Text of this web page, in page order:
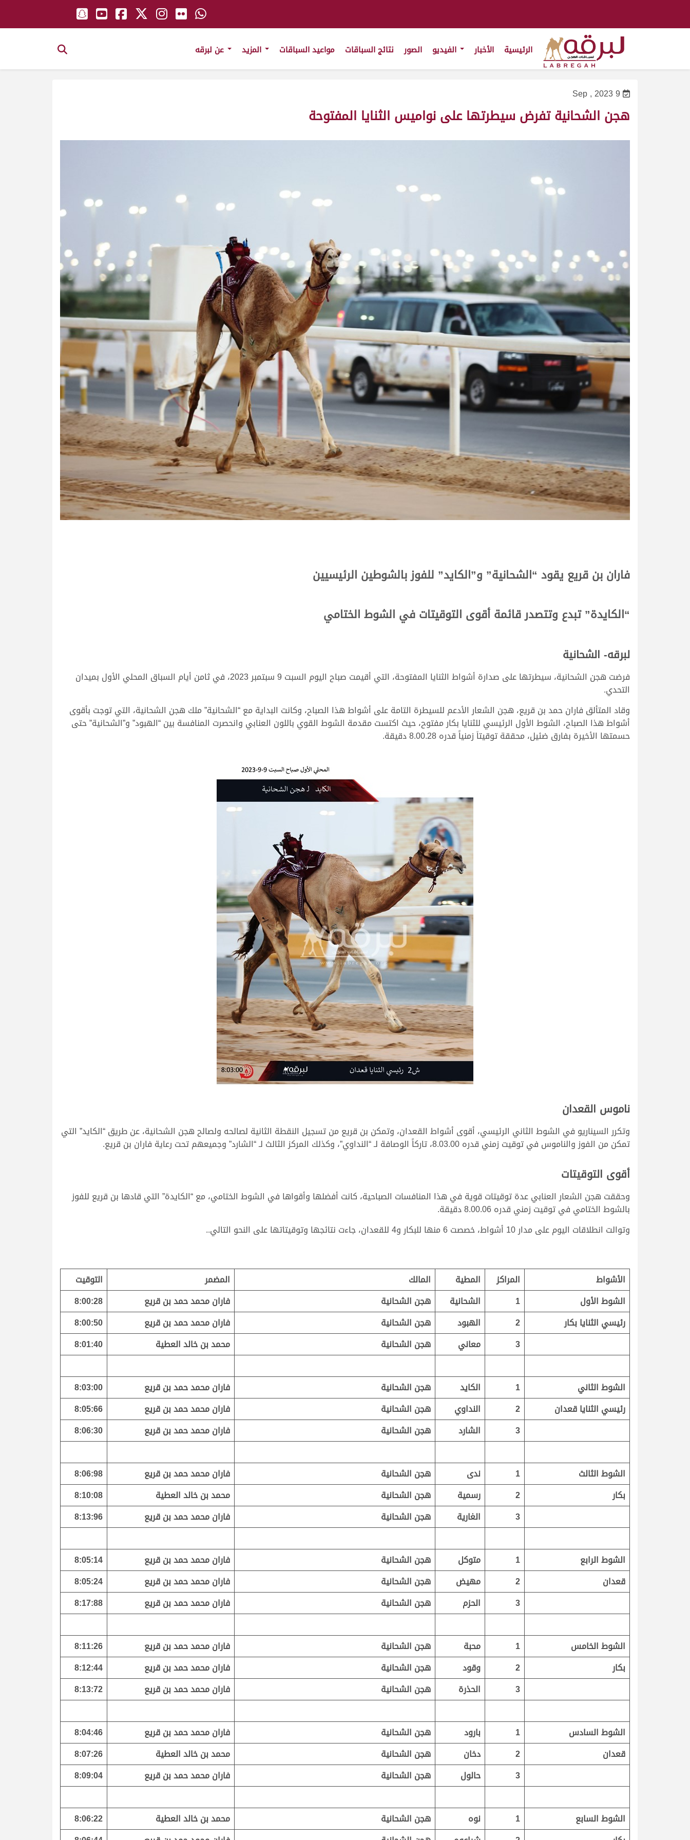
الرئيسية الأخبار الصور نتائج السباقات مواعيد السباقات
9 Sep , 2023
هجن الشحانية تفرض سيطرتها على نواميس الثنايا المفتوحة
فاران بن قريع يقود “الشحانية” و”الكايد” للفوز بالشوطين الرئيسيين
“الكايدة” تبدع وتتصدر قائمة أقوى التوقيتات في الشوط الختامي
لبرقه- الشحانية
فرضت هجن الشحانية، سيطرتها على صدارة أشواط الثنايا المفتوحة، التي أقيمت صباح اليوم السبت 9 سبتمبر 2023، في ثامن أيام السباق المحلي الأول بميدان
التحدي.
وقاد المتألق فاران حمد بن قريع، هجن الشعار الأدعم للسيطرة التامة على أشواط هذا الصباح، وكانت البداية مع “الشحانية” ملك هجن الشحانية، التي توجت بأقوى
أشواط هذا الصباح، الشوط الأول الرئيسي للثنايا بكار مفتوح، حيث اكتست مقدمة الشوط القوي باللون العنابي وانحصرت المنافسة بين “الهبود” و”الشحانية” حتى
حسمتها الأخيرة بفارق ضئيل، محققة توقيتاَ زمنياً قدره 8.00.28 دقيقة.
ناموس القعدان
وتكرر السيناريو في الشوط الثاني الرئيسي، أقوى أشواط القعدان، وتمكن بن قريع من تسجيل النقطة الثانية لصالحه ولصالح هجن الشحانية، عن طريق “الكايد” التي
تمكن من الفوز والناموس في توقيت زمني قدره 8.03.00، تاركاً الوصافة لـ “النداوي”، وكذلك المركز الثالث لـ “الشارد” وجميعهم تحت رعاية فاران بن قريع.
أقوى التوقيتات
وحققت هجن الشعار العنابي عدة توقيتات قوية في هذا المنافسات الصباحية، كانت أفضلها وأقواها في الشوط الختامي، مع “الكايدة” التي قادها بن قريع للفوز
بالشوط الختامي في توقيت زمني قدره 8.00.06 دقيقة.
وتوالت انطلاقات اليوم على مدار 10 أشواط، خصصت 6 منها للبكار و4 للقعدان، جاءت نتائجها وتوقيتاتها على النحو التالي..
الأشواط المراكز المطية المالك المضمر
التوقيت
الشوط الأول
1 الشحانية هجن الشحانية فاران محمد حمد بن قريع
8:00:28
رئيسي الثنايا بكار
2 الهبود هجن الشحانية فاران محمد حمد بن قريع
8:00:50
3
معاني هجن الشحانية محمد بن خالد العطية 8:01:40
الشوط الثاني 1 الكايد هجن الشحانية فاران محمد حمد بن قريع
8:03:00
رئيسي الثنايا قعدان
2 النداوي هجن الشحانية فاران محمد حمد بن قريع
8:05:66
3
الشارد هجن الشحانية فاران محمد حمد بن قريع 8:06:30
الشوط الثالث 1 ندى هجن الشحانية فاران محمد حمد بن قريع
8:06:98
بكار
2 رسمية هجن الشحانية محمد بن خالد العطية
8:10:08
3
الغارية هجن الشحانية فاران محمد حمد بن قريع 8:13:96
الشوط الرابع 1 متوكل هجن الشحانية فاران محمد حمد بن قريع
8:05:14
قعدان
2 مهيض هجن الشحانية فاران محمد حمد بن قريع
8:05:24
3
الحزم هجن الشحانية فاران محمد حمد بن قريع 8:17:88
الشوط الخامس 1 محبة هجن الشحانية فاران محمد حمد بن قريع
8:11:26
بكار
2 وقود هجن الشحانية فاران محمد حمد بن قريع
8:12:44
3
الحذرة هجن الشحانية فاران محمد حمد بن قريع 8:13:72
الشوط السادس 1 بارود هجن الشحانية فاران محمد حمد بن قريع
8:04:46
قعدان
2 دخان هجن الشحانية محمد بن خالد العطية
8:07:26
3
حالول هجن الشحانية فاران محمد حمد بن قريع 8:09:04
الشوط السابع 1 نوه هجن الشحانية محمد بن خالد العطية
8:06:22